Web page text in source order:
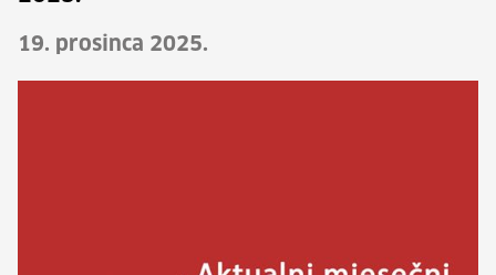
19. prosinca 2025.